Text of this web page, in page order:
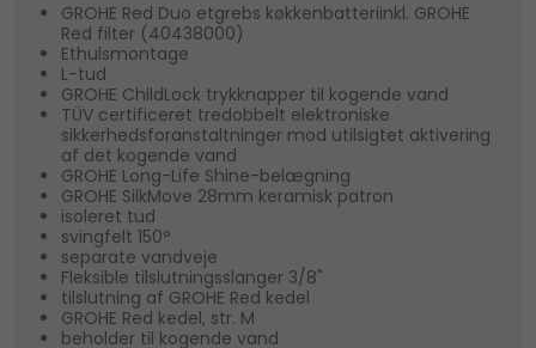
GROHE Red Duo etgrebs køkkenbatteriinkl. GROHE
Red filter (40438000)
Ethulsmontage
L-tud
GROHE ChildLock trykknapper til kogende vand
TÜV certificeret tredobbelt elektroniske
sikkerhedsforanstaltninger mod utilsigtet aktivering
af det kogende vand
GROHE Long-Life Shine-belægning
GROHE SilkMove 28mm keramisk patron
isoleret tud
svingfelt 150°
separate vandveje
Fleksible tilslutningsslanger 3/8"
tilslutning af GROHE Red kedel
GROHE Red kedel, str. M
beholder til kogende vand